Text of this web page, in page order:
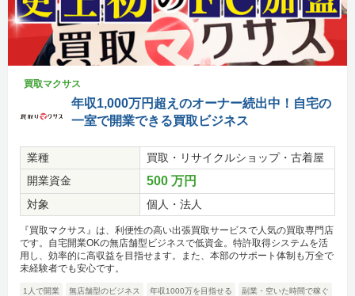
買取マクサス
年収1,000万円超えのオーナー続出中！自宅の
一室で開業できる買取ビジネス
業種
買取・リサイクルショップ・古着屋
開業資金
500 万円
対象 個人・法人
『買取マクサス』は、利便性の高い出張買取サービスで人気の買取専門店
です。自宅開業OKの無店舗型ビジネスで低資金。特許取得システムを活
用し、効率的に高収益を目指せます。また、本部のサポート体制も万全で
未経験者でも安心です。
1人で開業 無店舗型のビジネス 年収1000万を目指せる 副業・空いた時間で稼ぐ